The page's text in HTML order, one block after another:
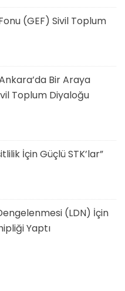
(GEF) Sivil Toplum
Bir Araya
Toplum Diyaloğu
İçin Güçlü STK’lar”
(LDN) İçin
Yaptı